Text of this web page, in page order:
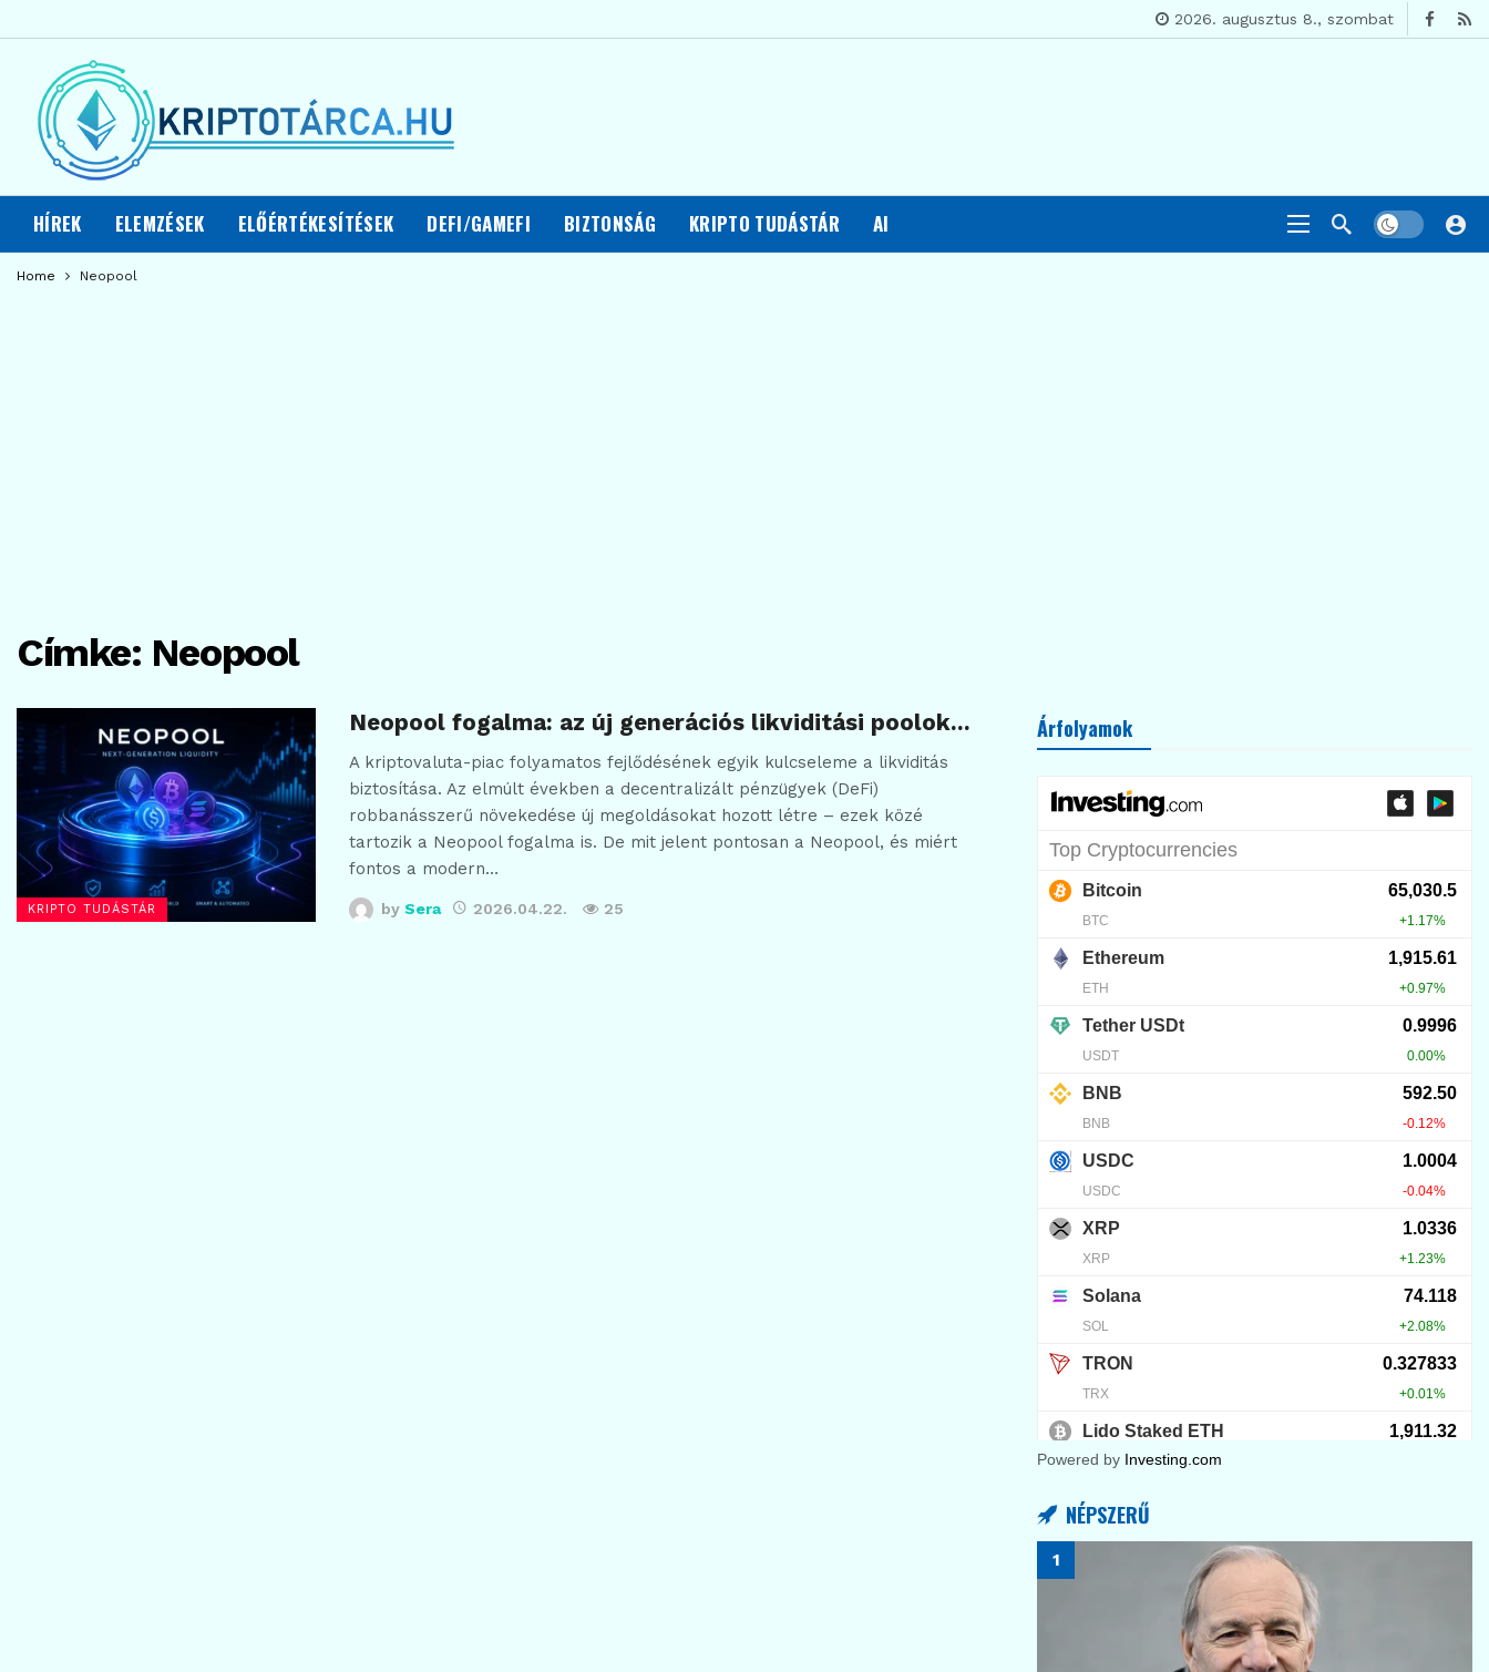
2026. augusztus 8., szombat
HÍREK ELEMZÉSEK ELŐÉRTÉKESÍTÉSEK DEFI/GAMEFI BIZTONSÁG KRIPTO TUDÁSTÁR AI
Home Neopool
Címke: Neopool
KRIPTO TUDÁSTÁR
Neopool fogalma: az új generációs likviditási poolok…
A kriptovaluta-piac folyamatos fejlődésének egyik kulcseleme a likviditás
biztosítása. Az elmúlt években a decentralizált pénzügyek (DeFi)
robbanásszerű növekedése új megoldásokat hozott létre – ezek közé
tartozik a Neopool fogalma is. De mit jelent pontosan a Neopool, és miért
fontos a modern…
by Sera 2026.04.22. 25
Árfolyamok
Powered by Investing.com
NÉPSZERŰ